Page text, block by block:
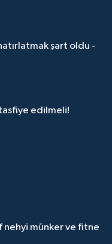
şart oldu -
edilmeli!
nehyi münker ve fitne